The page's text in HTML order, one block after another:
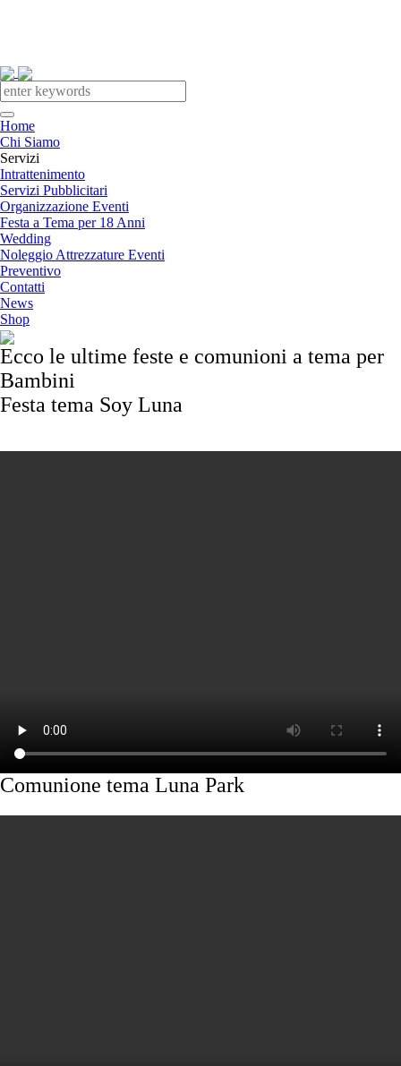
Home
Chi Siamo
Servizi
Intrattenimento
Servizi Pubblicitari
Organizzazione Eventi
Festa a Tema per 18 Anni
Wedding
Noleggio Attrezzature Eventi
Preventivo
Contatti
News
Shop
Ecco le ultime feste e comunioni a tema per
Bambini
Festa tema Soy Luna
Comunione tema Luna Park